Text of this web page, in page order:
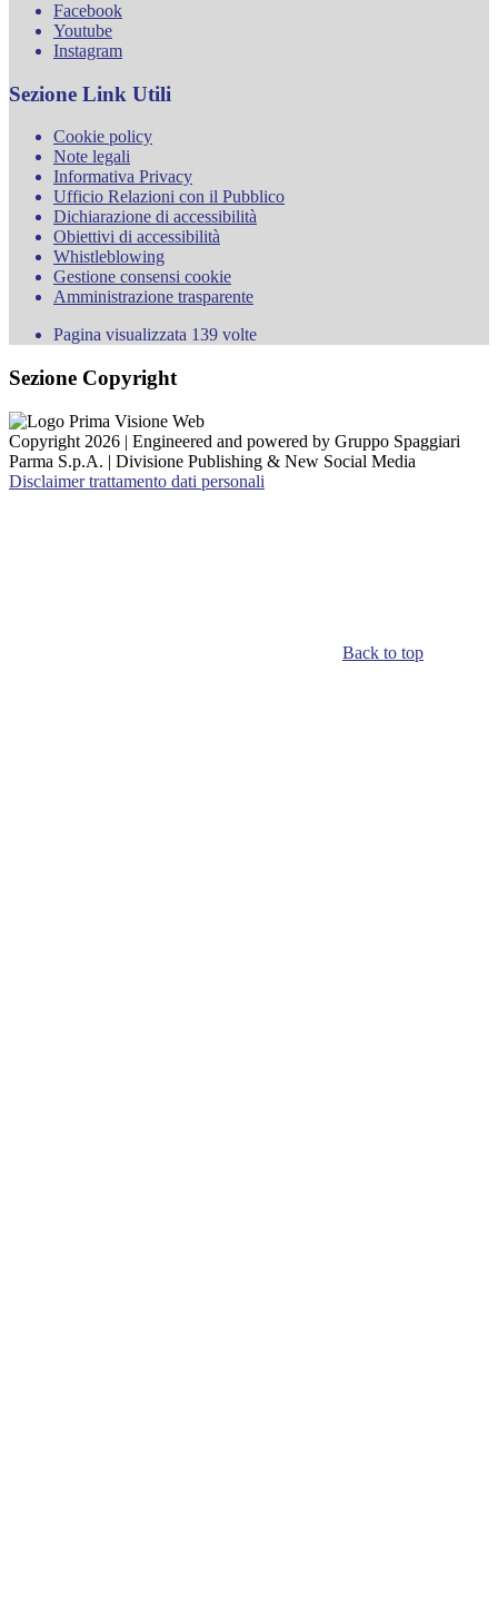
Facebook
Youtube
Instagram
Sezione Link Utili
Cookie policy
Note legali
Informativa Privacy
Ufficio Relazioni con il Pubblico
Dichiarazione di accessibilità
Obiettivi di accessibilità
Whistleblowing
Gestione consensi cookie
Amministrazione trasparente
Pagina visualizzata 139 volte
Sezione Copyright
Copyright 2026 | Engineered and powered by Gruppo Spaggiari
Parma S.p.A. | Divisione Publishing & New Social Media
Disclaimer trattamento dati personali
Back to top